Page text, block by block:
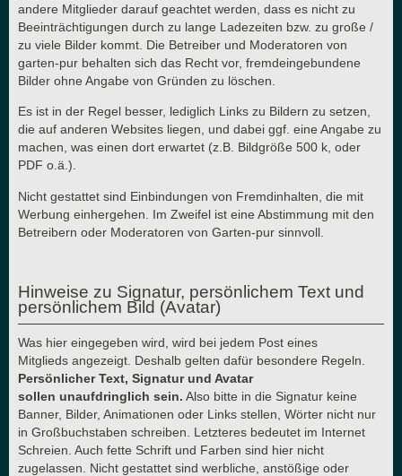
andere Mitglieder darauf geachtet werden, dass es nicht zu
Beeinträchtigungen durch zu lange Ladezeiten bzw. zu große /
zu viele Bilder kommt. Die Betreiber und Moderatoren von
garten-pur behalten sich das Recht vor, fremdeingebundene
Bilder ohne Angabe von Gründen zu löschen.
Es ist in der Regel besser, lediglich Links zu Bildern zu setzen,
die auf anderen Websites liegen, und dabei ggf. eine Angabe zu
machen, was einen dort erwartet (z.B. Bildgröße 500 k, oder
PDF o.ä.).
Nicht gestattet sind Einbindungen von Fremdinhalten, die mit
Werbung einhergehen. Im Zweifel ist eine Abstimmung mit den
Betreibern oder Moderatoren von Garten-pur sinnvoll.
Hinweise zu Signatur, persönlichem Text und
persönlichem Bild (Avatar)
Was hier eingegeben wird, wird bei jedem Post eines
Mitglieds angezeigt. Deshalb gelten dafür besondere Regeln.
Persönlicher Text, Signatur und Avatar
sollen unaufdringlich sein. Also bitte in die Signatur keine
Banner, Bilder, Animationen oder Links stellen, Wörter nicht nur
in Großbuchstaben schreiben. Letzteres bedeutet im Internet
Schreien. Auch fette Schrift und Farben sind hier nicht
zugelassen. Nicht gestattet sind werbliche, anstößige oder